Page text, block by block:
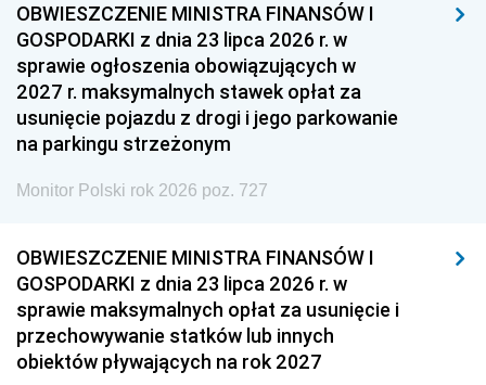
OBWIESZCZENIE MINISTRA FINANSÓW I
GOSPODARKI z dnia 23 lipca 2026 r. w
sprawie ogłoszenia obowiązujących w
2027 r. maksymalnych stawek opłat za
usunięcie pojazdu z drogi i jego parkowanie
na parkingu strzeżonym
Monitor Polski rok 2026 poz. 727
OBWIESZCZENIE MINISTRA FINANSÓW I
GOSPODARKI z dnia 23 lipca 2026 r. w
sprawie maksymalnych opłat za usunięcie i
przechowywanie statków lub innych
obiektów pływających na rok 2027